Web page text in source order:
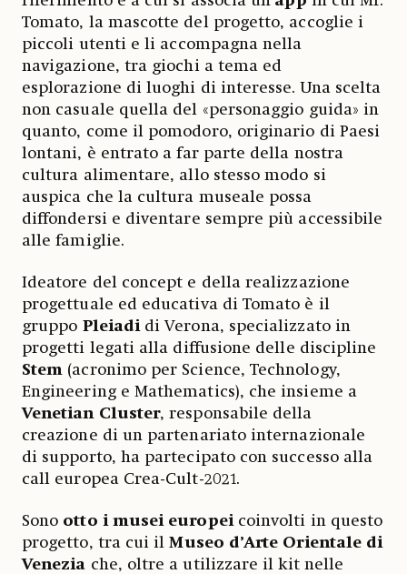
Tomato, la mascotte del progetto, accoglie i
piccoli utenti e li accompagna nella
navigazione, tra giochi a tema ed
esplorazione di luoghi di interesse. Una scelta
non casuale quella del «personaggio guida» in
quanto, come il pomodoro, originario di Paesi
lontani, è entrato a far parte della nostra
cultura alimentare, allo stesso modo si
auspica che la cultura museale possa
diffondersi e diventare sempre più accessibile
alle famiglie.
Ideatore del concept e della realizzazione
progettuale ed educativa di Tomato è il
gruppo Pleiadidi Verona, specializzato in
progetti legati alla diffusione delle discipline
Stem (acronimo per Science, Technology,
Engineering e Mathematics), che insieme a
Venetian Cluster, responsabile della
creazione di un partenariato internazionale
di supporto, ha partecipato con successo alla
call europea Crea-Cult-2021.
Sono otto i musei europeicoinvolti in questo
progetto, tra cui ilMuseo d’Arte Orientale di
Venezia che, oltre a utilizzare il kit nelle